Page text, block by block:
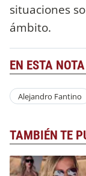
situaciones
ámbito.
EN ESTA NOTA
Alejandro Fantino
TAMBIÉN TE